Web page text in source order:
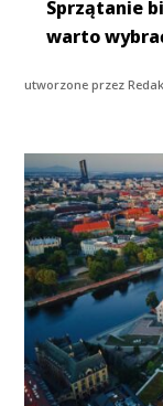
Sprzątanie
warto
utworzone przez